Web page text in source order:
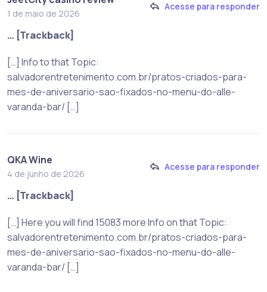
1 de maio de 2026
Acesse para responder
… [Trackback]
[…] Info to that Topic:
salvadorentretenimento.com.br/pratos-criados-para-
mes-de-aniversario-sao-fixados-no-menu-do-alle-
varanda-bar/ […]
QKA Wine
4 de junho de 2026
Acesse para responder
… [Trackback]
[…] Here you will find 15083 more Info on that Topic:
salvadorentretenimento.com.br/pratos-criados-para-
mes-de-aniversario-sao-fixados-no-menu-do-alle-
varanda-bar/ […]